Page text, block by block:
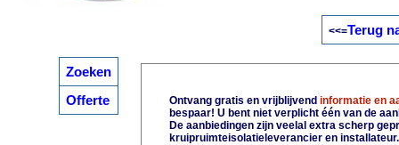
Zoeken
Offerte
<<=Terug
Ontvang gratis en vrijblijvendinformatie en
bespaar! U bent niet verplicht één van de
De aanbiedingen zijn veelal extra scherp
kruipruimteisolatieleverancier en